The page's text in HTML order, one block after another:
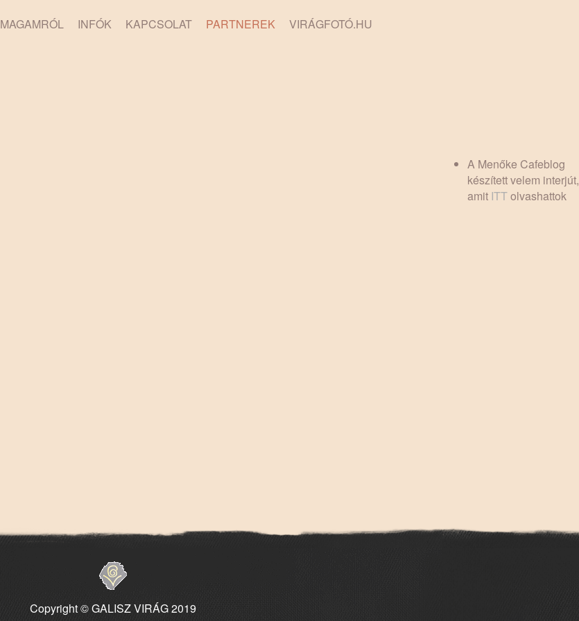
A Menőke Cafeblog
készített velem interjút,
amit ITTolvashattok
MAGAMRÓL INFÓK KAPCSOLAT PARTNEREK VIRÁGFOTÓ.HU
Copyright © GALISZ VIRÁG 2019